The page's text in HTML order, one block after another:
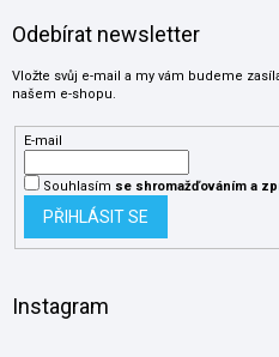
Odebírat newsletter
Vložte svůj e-mail a my vám budeme
našem e-shopu.
E-mail
Souhlasím se shromažďováníma
PŘIHLÁSIT SE
Instagram